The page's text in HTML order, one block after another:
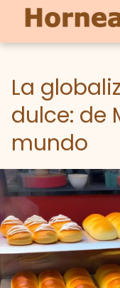
La
dulce: de
mundo